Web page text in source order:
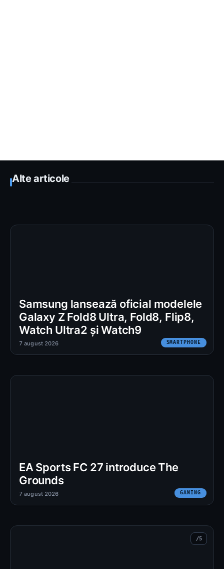
Alte articole
Samsung lansează oficial modelele
Galaxy Z Fold8 Ultra, Fold8, Flip8,
Watch Ultra2 și Watch9
SMARTPHONE
7 august 2026
EA Sports FC 27 introduce The
Grounds
GAMING
7 august 2026